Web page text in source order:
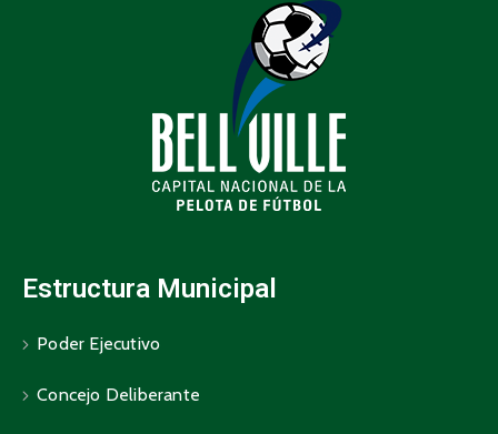
Estructura Municipal
Poder Ejecutivo
Concejo Deliberante